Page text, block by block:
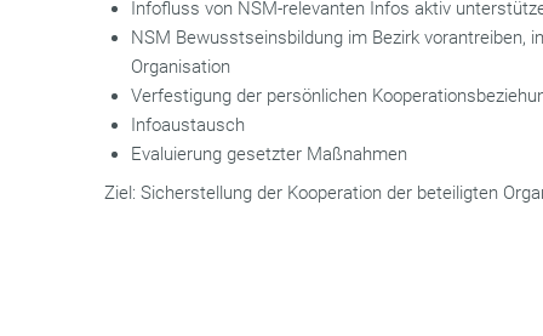
Infofluss von NSM-relevanten Infos aktiv
NSM Bewusstseinsbildung im Bezirk vorantreiben,
Organisation
Verfestigung der persönlichen
Infoaustausch
Evaluierung gesetzter Maßnahmen
Ziel: Sicherstellung der Kooperation der beteiligten